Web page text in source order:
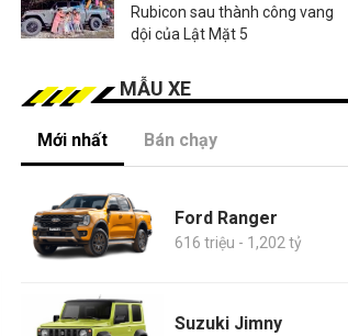
Rubicon sau thành công vang
dội của Lật Mặt 5
MẪU XE
Mới nhất Bán chạy
Ford Ranger
616 triệu - 1,202 tỷ
Suzuki Jimny